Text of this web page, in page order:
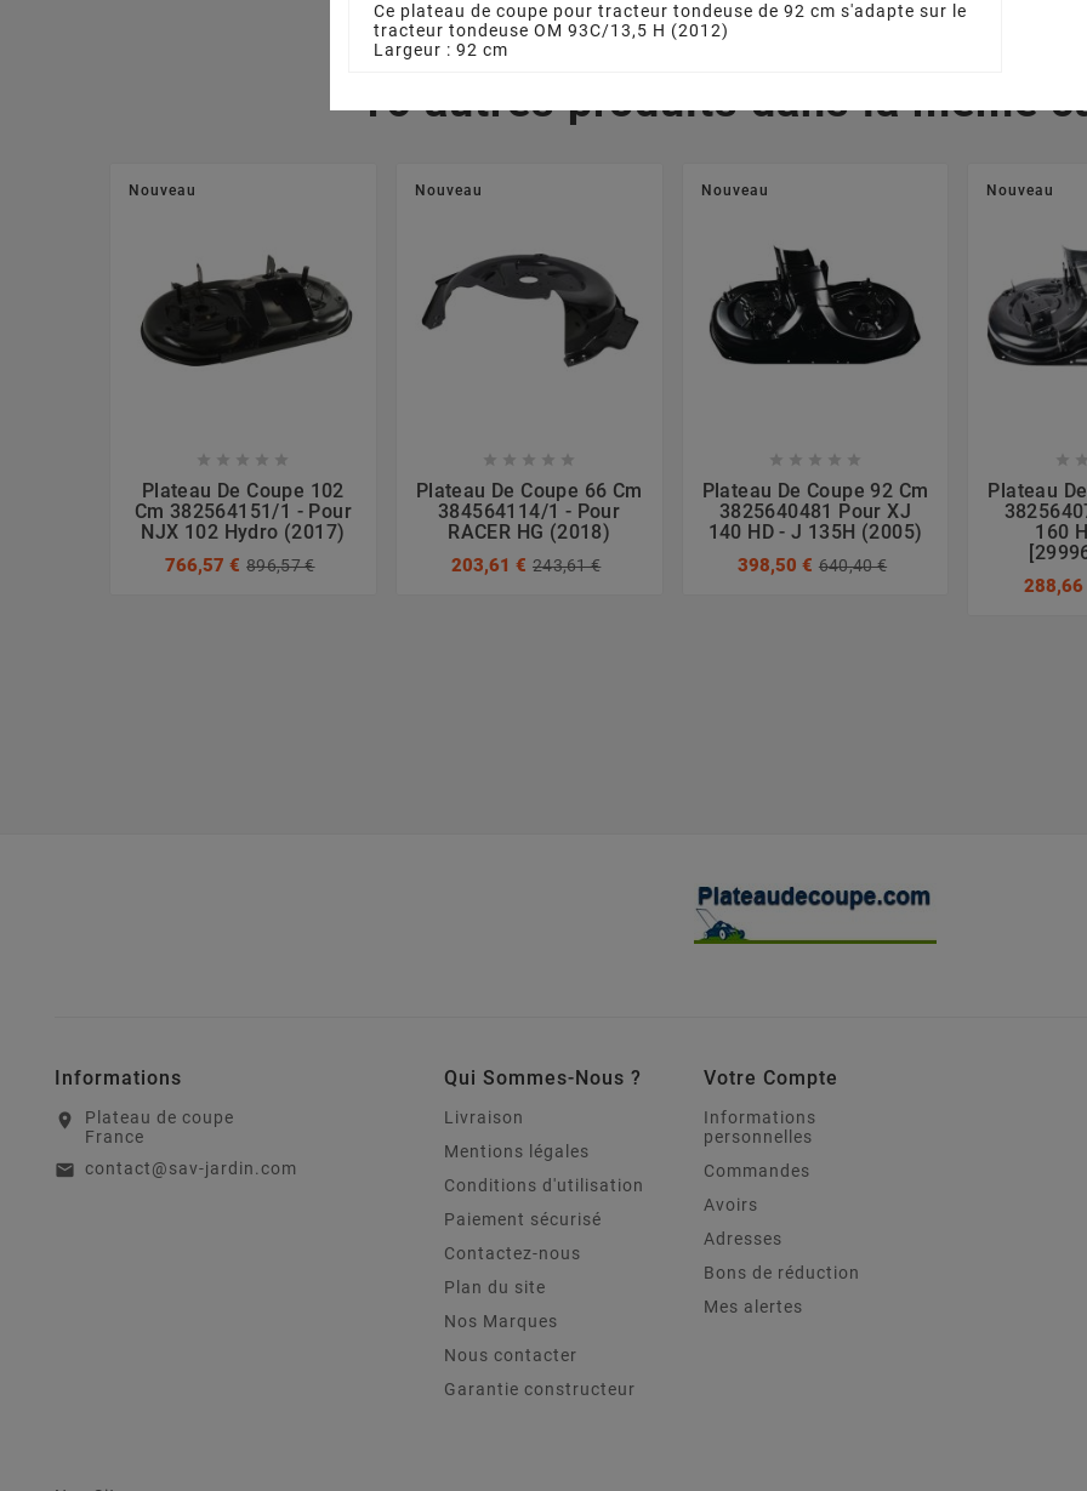
16 autres produits dans la même
Nouveau
    
Plateau De Coupe 102
Cm 382564151/1 - Pour
NJX 102 Hydro (2017)
766,57 € 896,57 €
Nouveau
    
Plateau De Coupe 66 Cm
384564114/1 - Pour
RACER HG (2018)
203,61 € 243,61 €
Nouveau
    
Plateau De Coupe 92 Cm
3825640481 Pour XJ
140 HD - J 135H (2005)
398,50 € 640,40 €
Nouveau
 
Plateau
160
288,66
Ce plateau de coupe pour tracteur tondeuse de 92 cm s'adapte sur le
tracteur tondeuse OM 93C/13,5 H (2012)
Largeur : 92 cm
Informations
location_on
Plateau de coupe
France
email contact@sav-jardin.com
Qui Sommes-Nous ?
Livraison
Mentions légales
Conditions d'utilisation
Paiement sécurisé
Contactez-nous
Plan du site
Nos Marques
Nous contacter
Garantie constructeur
Votre Compte
Informations
personnelles
Commandes
Avoirs
Adresses
Bons de réduction
Mes alertes